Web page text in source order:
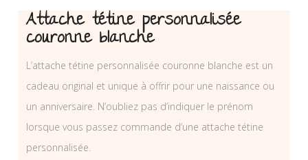
Attache tétine personnalisée
couronne blanche
L’attache tétine personnalisée couronne blanche est un
cadeau original et unique à offrir pour une naissance ou
un anniversaire. N’oubliez pas d’indiquer le prénom
lorsque vous passez commande d’une attache tétine
personnalisée.